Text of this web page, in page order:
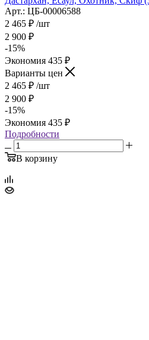
Арт.: ЦБ-00006588
2 465 ₽ /шт
2 900 ₽
-15%
Экономия 435 ₽
Варианты цен
2 465 ₽ /шт
2 900 ₽
-15%
Экономия 435 ₽
Подробности
В корзину